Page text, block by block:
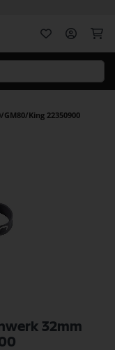
King 22350900
32mm